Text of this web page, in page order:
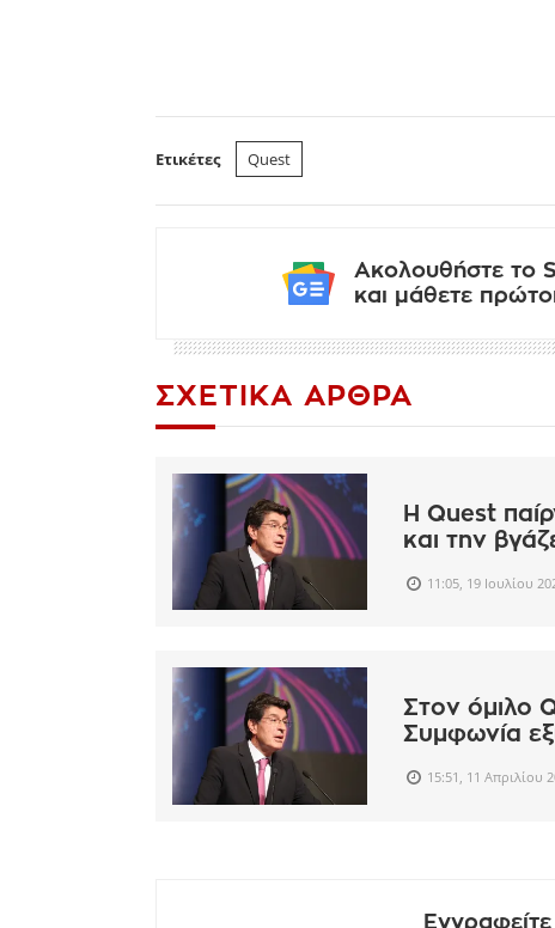
Ετικέτες Quest
Ακολουθήστε το
και μάθετε
ΣΧΕΤΙΚΆ ΆΡΘΡΑ
Η Quest
και την
11:05, 19 Ιουλίου
Στον όμιλο
Συμφωνία
15:51, 11 Απριλίου